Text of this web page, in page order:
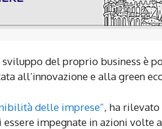
del proprio business è
all’innovazione e alla green
delle imprese”, ha
essere impegnate in azioni